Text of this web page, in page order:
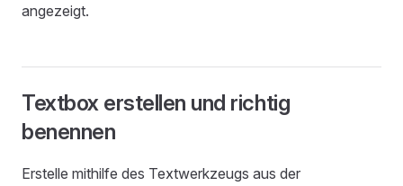
angezeigt.
Textbox erstellen und richtig
benennen
Erstelle mithilfe des Textwerkzeugs aus der